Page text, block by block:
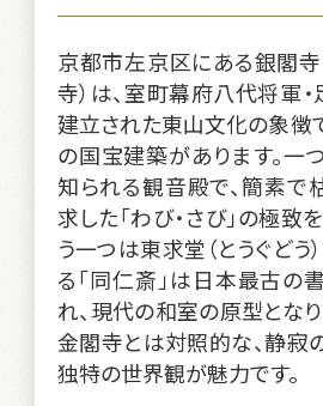
京都市左京区にある銀閣寺
寺）は、室町幕府八代将軍
建立された東山文化の象徴
の国宝建築があります。一
知られる観音殿で、簡素で
求した「わび・さび」の極致
う一つは東求堂（とうぐどう
る「同仁斎」は日本最古の
れ、現代の和室の原型とな
金閣寺とは対照的な、静寂
独特の世界観が魅力です。